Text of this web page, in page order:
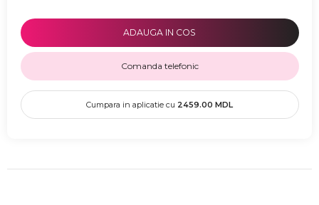
ADAUGA IN COS
Comanda telefonic
Cumpara in aplicatie cu 2459.00 MDL